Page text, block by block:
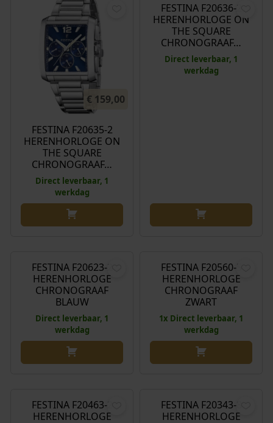
€ 159,00
FESTINA F20635-2
HERENHORLOGE ON
THE SQUARE
CHRONOGRAAF…
Direct leverbaar, 1
werkdag
FESTINA F20636-2
HERENHORLOGE ON
THE SQUARE
CHRONOGRAAF…
Direct leverbaar, 1
werkdag
FESTINA F20623-2
HERENHORLOGE
CHRONOGRAAF
BLAUW
Direct leverbaar, 1
werkdag
FESTINA F20560-5
HERENHORLOGE
CHRONOGRAAF
ZWART
1x Direct leverbaar, 1
werkdag
FESTINA F20463-2
HERENHORLOGE
FESTINA F20343-8
HERENHORLOGE